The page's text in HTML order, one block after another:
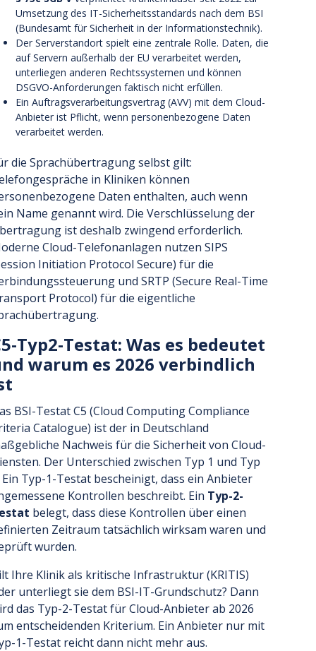
Umsetzung des IT-Sicherheitsstandards nach dem BSI
(Bundesamt für Sicherheit in der Informationstechnik).
Der Serverstandort spielt eine zentrale Rolle. Daten, die
auf Servern außerhalb der EU verarbeitet werden,
unterliegen anderen Rechtssystemen und können
DSGVO-Anforderungen faktisch nicht erfüllen.
Ein Auftragsverarbeitungsvertrag (AVV) mit dem Cloud-
Anbieter ist Pflicht, wenn personenbezogene Daten
verarbeitet werden.
die Sprachübertragung selbst gilt:
in Kliniken können
Daten enthalten, auch wenn
Name genannt wird. Die Verschlüsselung der
ist deshalb zwingend erforderlich.
Cloud-Telefonanlagen nutzen SIPS
Initiation Protocol Secure) für die
und SRTP (Secure Real-Time
Protocol) für die eigentliche
Typ2-Testat: Was es bedeutet
warum es 2026 verbindlich
BSI-Testat C5 (Cloud Computing Compliance
Catalogue) ist der in Deutschland
Nachweis für die Sicherheit von Cloud-
Der Unterschied zwischen Typ 1 und Typ
Ein Typ-1-Testat bescheinigt, dass ein Anbieter
Kontrollen beschreibt. Ein Typ-2-
belegt, dass diese Kontrollen über einen
Zeitraum tatsächlich wirksam waren und
wurden.
Ihre Klinik als kritische Infrastruktur (KRITIS)
unterliegt sie dem BSI-IT-Grundschutz? Dann
das Typ-2-Testat für Cloud-Anbieter ab 2026
entscheidenden Kriterium. Ein Anbieter nur mit
1-Testat reicht dann nicht mehr aus.